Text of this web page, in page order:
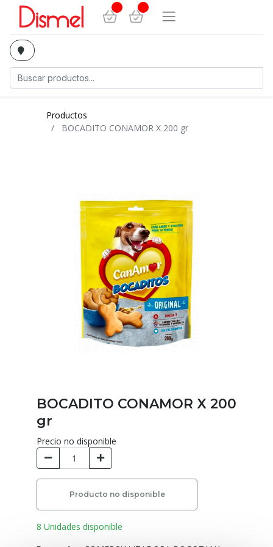
Productos
BOCADITO CONAMOR X 200 gr
BOCADITO CONAMOR X 200
gr
Precio no disponible
Producto no disponible
8 Unidades disponible